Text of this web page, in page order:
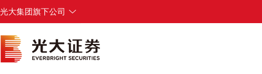
光大集团旗下公司
中国光大银行
光大永明人寿保险